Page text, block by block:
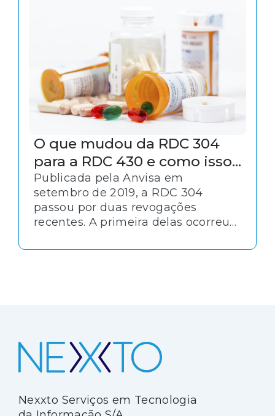
normas e regulamentos. É o caso
da RDC 34, publicada em 2014 pela
O que mudou da RDC 304
para a RDC 430 e como isso
afeta o setor de saúde
Publicada pela Anvisa em
setembro de 2019, a RDC 304
passou por duas revogações
recentes. A primeira delas ocorreu
em março de 2020. Alguns meses
Nexxto Serviços em Tecnologia